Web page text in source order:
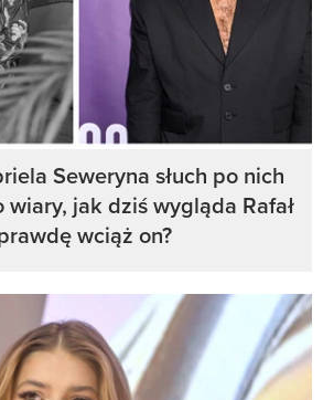
Seweryna słuch po nich
wiary, jak dziś wygląda Rafał
wciąż on?